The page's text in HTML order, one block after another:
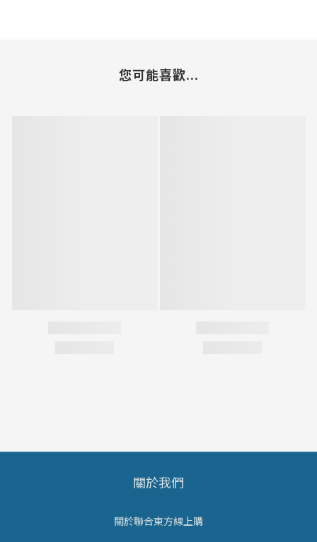
您可能喜歡...
關於我們
關於聯合東方線上購